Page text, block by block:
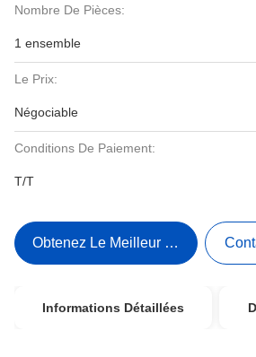
Nombre De Pièces:
1 ensemble
Le Prix:
Négociable
Conditions De Paiement:
T/T
Obtenez Le Meilleur Prix
Informations Détaillées